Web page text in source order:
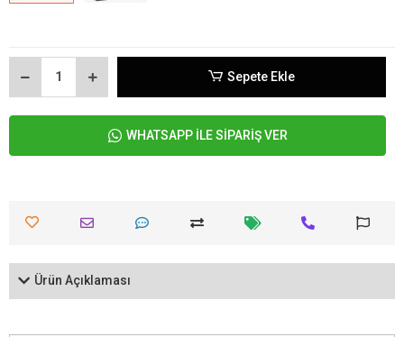
Sepete Ekle
WHATSAPP İLE SİPARİŞ VER
Ürün Açıklaması